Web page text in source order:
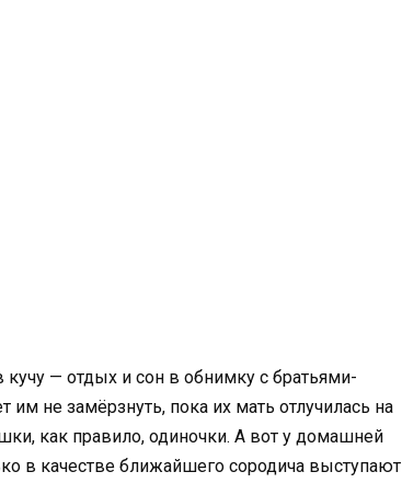
— отдых и сон в обнимку с братьями-
не замёрзнуть, пока их мать отлучилась на
как правило, одиночки. А вот у домашней
в качестве ближайшего сородича выступают